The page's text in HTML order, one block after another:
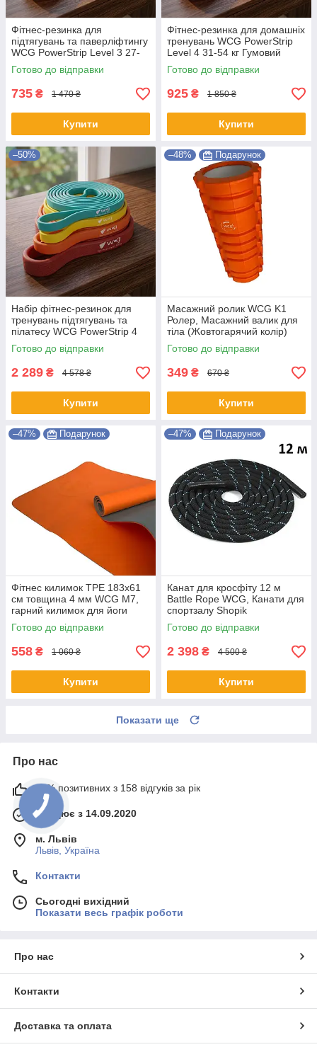
Фітнес-резинка для
підтягувань та паверліфтингу
WCG PowerStrip Level 3 27-
45 кг Гумовий еспандер для
тренувань вдома 208х2.8 см
Готово до відправки
735 ₴ 1 470 ₴
Купити
Фітнес-резинка для домашніх
тренувань WCG PowerStrip
Level 4 31-54 кг Гумовий
еспандер для підтягувань та
кросфіту 208х3.5 см
Готово до відправки
925 ₴ 1 850 ₴
Купити
–50%
Набір фітнес-резинок для
тренувань підтягувань та
пілатесу WCG PowerStrip 4
шт Комплект гумових
еспандерів для дому та
спортзалу
Готово до відправки
2 289 ₴ 4 578 ₴
Купити
–48% Подарунок
Масажний ролик WCG K1
Ролер, Масажний валик для
тіла (Жовтогарячий колір)
Shopik
Готово до відправки
349 ₴ 670 ₴
Купити
–47% Подарунок
Фітнес килимок TPE 183х61
см товщина 4 мм WCG M7,
гарний килимок для йоги
Shopik
Готово до відправки
558 ₴ 1 060 ₴
Купити
–47% Подарунок
Канат для кросфіту 12 м
Battle Rope WCG, Канати для
спортзалу Shopik
Готово до відправки
2 398 ₴ 4 500 ₴
Купити
Показати ще
Про нас
99% позитивних з 158 відгуків за рік
Працює з 14.09.2020
м. Львів
Львів, Україна
Контакти
Сьогодні вихідний
Показати весь графік роботи
Про нас
Контакти
Доставка та оплата